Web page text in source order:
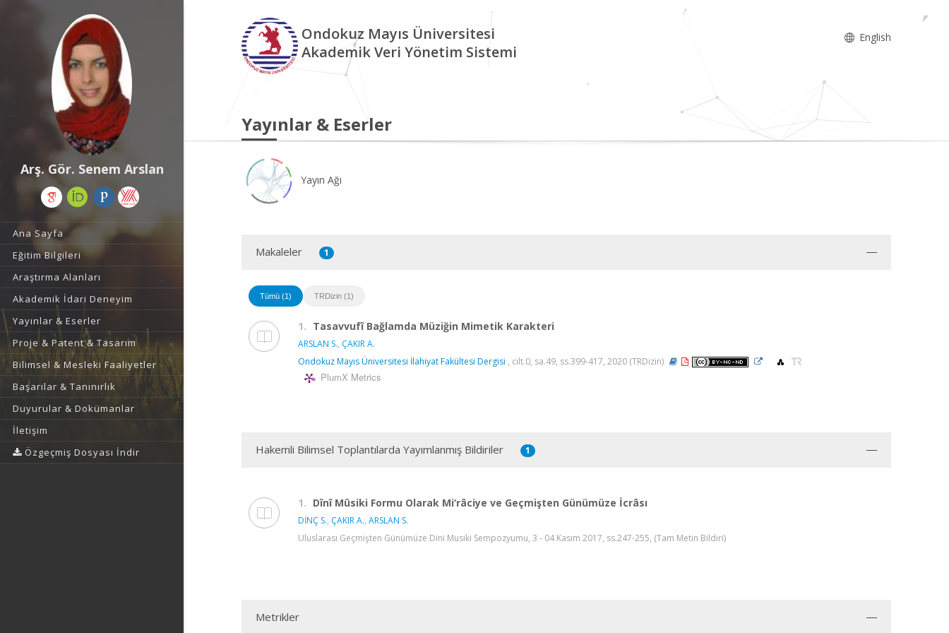
Arş. Gör. Senem Arslan
Ana Sayfa
Eğitim Bilgileri
Araştırma Alanları
Akademik İdari Deneyim
Yayınlar & Eserler
Proje & Patent & Tasarım
Bilimsel & Mesleki Faaliyetler
Başarılar & Tanınırlık
Duyurular & Dokümanlar
İletişim
Özgeçmiş Dosyası İndir
Ondokuz Mayıs Üniversitesi
Akademik Veri Yönetim Sistemi
English
Yayınlar & Eserler
Yayın Ağı
Makaleler 1
Tümü (1) TRDizin (1)
1. Tasavvufî Bağlamda Müziğin Mimetik Karakteri
ARSLAN S., ÇAKIR A.
Ondokuz Mayıs Üniversitesi İlahiyat Fakültesi Dergisi , cilt.0, sa.49, ss.399-417, 2020 (TRDizin)
PlumX Metrics
Hakemli Bilimsel Toplantılarda Yayımlanmış Bildiriler 1
1. Dînî Mûsiki Formu Olarak Mi‘râciye ve Geçmişten Günümüze İcrâsı
DİNÇ S., ÇAKIR A., ARSLAN S.
Uluslarası Geçmişten Günümüze Dini Musiki Sempozyumu, 3 - 04 Kasım 2017, ss.247-255, (Tam Metin Bildiri)
Metrikler